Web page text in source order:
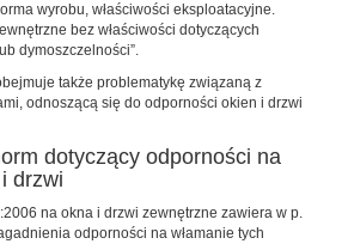
wyrobu, właściwości eksploatacyjne.
bez właściwości dotyczących
dymoszczelności”.
także problematykę związaną z
odnoszącą się do odporności okien i drzwi
dotyczący odporności na
drzwi
na okna i drzwi zewnętrzne zawiera w p.
odporności na włamanie tych